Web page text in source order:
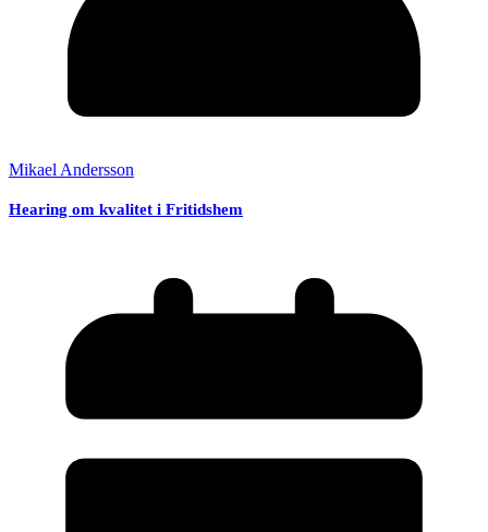
Mikael Andersson
Hearing om kvalitet i Fritidshem